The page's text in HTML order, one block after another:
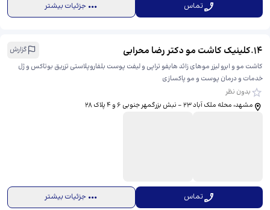
تماس جزئیات بیشتر
14
.کلینیک کاشت مو دکتر رضا محرابی
گزارش
کاشت مو و ابرو لیزر موهای زائد هایفو تراپی و لیفت پوست بلفاروپلاستی تزریق بوتاکس و ژل
خدمات و درمان پوست و مو پاکسازی
بدون نظر
مشهد، محله ملک آباد 23 - نبش بزرگمهر جنوبی 6 و 4 پلاک 28
تماس جزئیات بیشتر